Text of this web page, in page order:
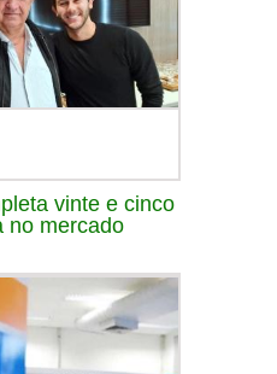
vinte e cinco
no mercado